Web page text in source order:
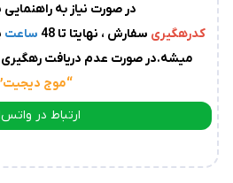
می
عدم
ارسال
سوی
در صورت نیاز به راهنمایی
کدرهگیری سفارش ، نهایتا تا 48 ساعت
میشه.در صورت عدم دریافت رهگیری
“موج دیجیت
ارتباط در